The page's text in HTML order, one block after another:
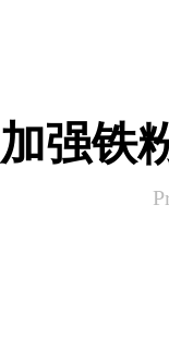
强铁